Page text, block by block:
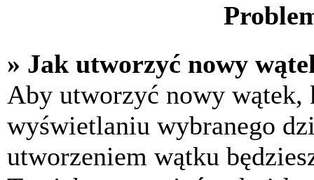
» Jak utworzyć nowy
Aby utworzyć nowy
wyświetlaniu wybranego
utworzeniem wątku